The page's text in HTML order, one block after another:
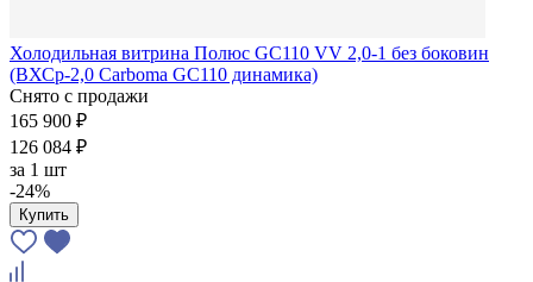
Холодильная витрина Полюс GC110 VV 2,0-1 без боковин
(ВХСр-2,0 Carboma GC110 динамика)
Снято с продажи
165 900 ₽
126 084 ₽
за 1 шт
-24%
Купить